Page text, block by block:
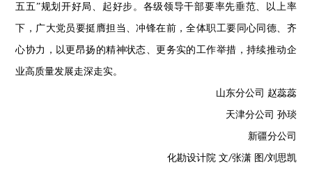
五五”规划开好局、起好步。各级领导干部要率先垂范、以上率
下，广大党员要挺膺担当、冲锋在前，全体职工要同心同德、齐
心协力，以更昂扬的精神状态、更务实的工作举措，持续推动企
业高质量发展走深走实。
山东分公司 赵蕊蕊
天津分公司 孙琰
新疆分公司
化勘设计院 文/张潇 图 /刘思凯